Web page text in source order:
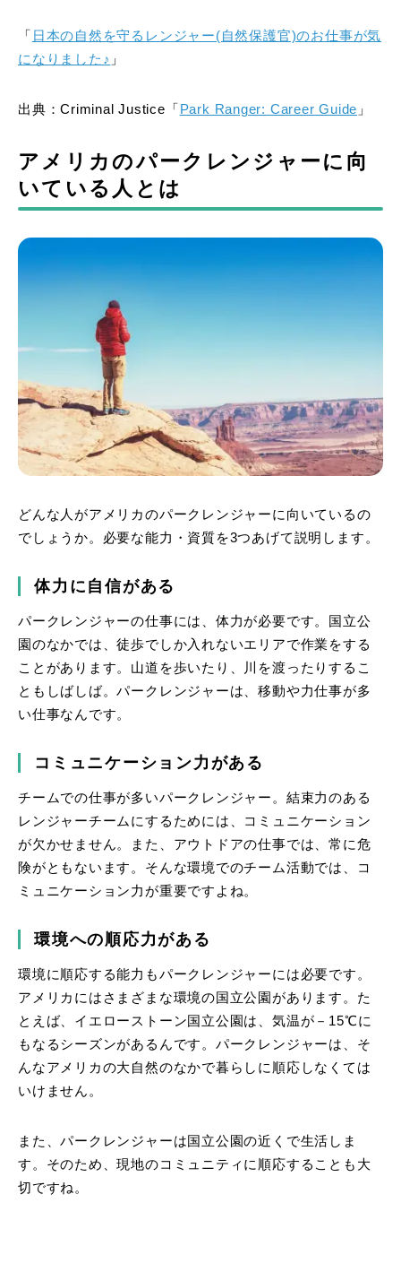
「 日本の自然を守るレンジャー(自然保護官)のお仕事が気
になりました♪ 」
出典：Criminal Justice「 Park Ranger: Career Guide 」
アメリカのパークレンジャーに向
いている人とは
どんな人がアメリカのパークレンジャーに向いているの
でしょうか。必要な能力・資質を3つあげて説明します。
体力に自信がある
パークレンジャーの仕事には、体力が必要です。国立公
園のなかでは、徒歩でしか入れないエリアで作業をする
ことがあります。山道を歩いたり、川を渡ったりするこ
ともしばしば。パークレンジャーは、移動や力仕事が多
い仕事なんです。
コミュニケーション力がある
チームでの仕事が多いパークレンジャー。結束力のある
レンジャーチームにするためには、コミュニケーション
が欠かせません。また、アウトドアの仕事では、常に危
険がともないます。そんな環境でのチーム活動では、コ
ミュニケーション力が重要ですよね。
環境への順応力がある
環境に順応する能力もパークレンジャーには必要です。
アメリカにはさまざまな環境の国立公園があります。た
とえば、イエローストーン国立公園は、気温が－15℃に
もなるシーズンがあるんです。パークレンジャーは、そ
んなアメリカの大自然のなかで暮らしに順応しなくては
いけません。
また、パークレンジャーは国立公園の近くで生活しま
す。そのため、現地のコミュニティに順応することも大
切ですね。